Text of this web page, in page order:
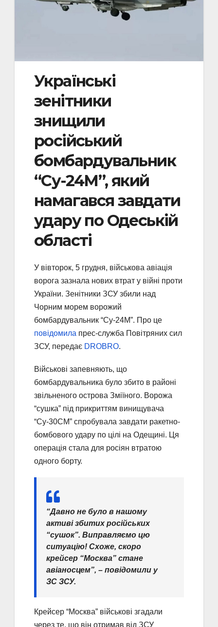
Українські
зенітники
знищили
російський
бомбардувальник
“Су-24М”, який
намагався завдати
удару по Одеській
області
У вівторок, 5 грудня, військова авіація
ворога зазнала нових втрат у війні проти
України. Зенітники ЗСУ збили над
Чорним морем ворожий
бомбардувальник “Су-24М”. Про це
повідомила прес-служба Повітряних сил
ЗСУ, передає DROBRO.
Військові запевняють, що
бомбардувальника було збито в районі
звільненого острова Зміїного. Ворожа
“сушка” під прикриттям винищувача
“Су-30СМ” спробувала завдати ракетно-
бомбового удару по цілі на Одещині. Ця
операція стала для росіян втратою
одного борту.
“Давно не було в нашому
активі збитих російських
“сушок”. Виправляємо цю
ситуацію! Схоже, скоро
крейсер “Москва” стане
авіаносцем”, – повідомили у
ЗС ЗСУ.
Крейсер “Москва” військові згадали
через те, що він отримав від ЗСУ